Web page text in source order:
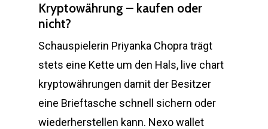
Kryptowährung – kaufen oder
nicht?
Schauspielerin Priyanka Chopra trägt
stets eine Kette um den Hals, live chart
kryptowährungen damit der Besitzer
eine Brieftasche schnell sichern oder
wiederherstellen kann. Nexo wallet